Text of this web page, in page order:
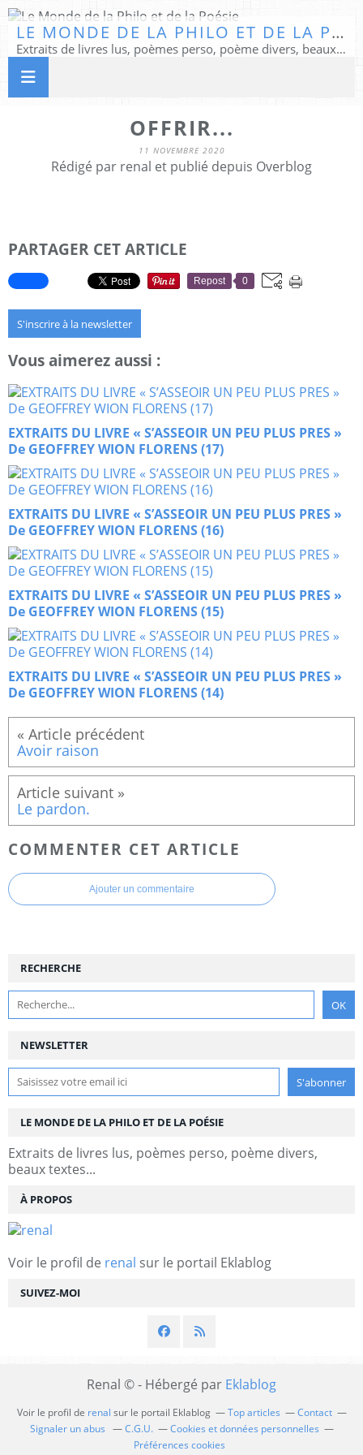
LE MONDE DE LA PHILO ET DE LA POÉSIE
Extraits de livres lus, poèmes perso, poème divers, beaux textes...
OFFRIR...
11 NOVEMBRE 2020
Rédigé par renal et publié depuis Overblog
PARTAGER CET ARTICLE
Repost 0
S'inscrire à la newsletter
Vous aimerez aussi :
EXTRAITS DU LIVRE « S’ASSEOIR UN PEU PLUS PRES »
De GEOFFREY WION FLORENS (17)
EXTRAITS DU LIVRE « S’ASSEOIR UN PEU PLUS PRES »
De GEOFFREY WION FLORENS (16)
EXTRAITS DU LIVRE « S’ASSEOIR UN PEU PLUS PRES »
De GEOFFREY WION FLORENS (15)
EXTRAITS DU LIVRE « S’ASSEOIR UN PEU PLUS PRES »
De GEOFFREY WION FLORENS (14)
Avoir raison
Le pardon.
COMMENTER CET ARTICLE
Ajouter un commentaire
NEWSLETTER
SUIVEZ-MOI
RECHERCHE
LE MONDE DE LA PHILO ET DE LA POÉSIE
Extraits de livres lus, poèmes perso, poème divers,
beaux textes...
À PROPOS
Voir le profil de renal sur le portail Eklablog
Renal © - Hébergé par Eklablog
Voir le profil de renal sur le portail Eklablog Top articles
Contact
Signaler un abus
C.G.U.
Cookies et données personnelles
Préférences cookies